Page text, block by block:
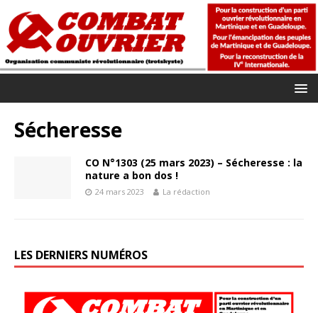
Sécheresse
CO N°1303 (25 mars 2023) – Sécheresse : la
nature a bon dos !
24 mars 2023 La rédaction
LES DERNIERS NUMÉROS